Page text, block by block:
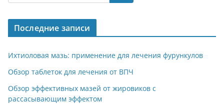
Последние записи
Ихтиоловая мазь: применение для лечения фурункулов
Обзор таблеток для лечения от ВПЧ
Обзор эффективных мазей от жировиков с
рассасывающим эффектом